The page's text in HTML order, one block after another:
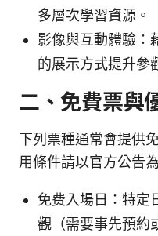
多層次學習資源。
影像與互動體驗：
的展示方式提升參
二、免費票與
下列票種通常會提供
用條件請以官方公告
免费入場日：特定
觀（需要事先預約